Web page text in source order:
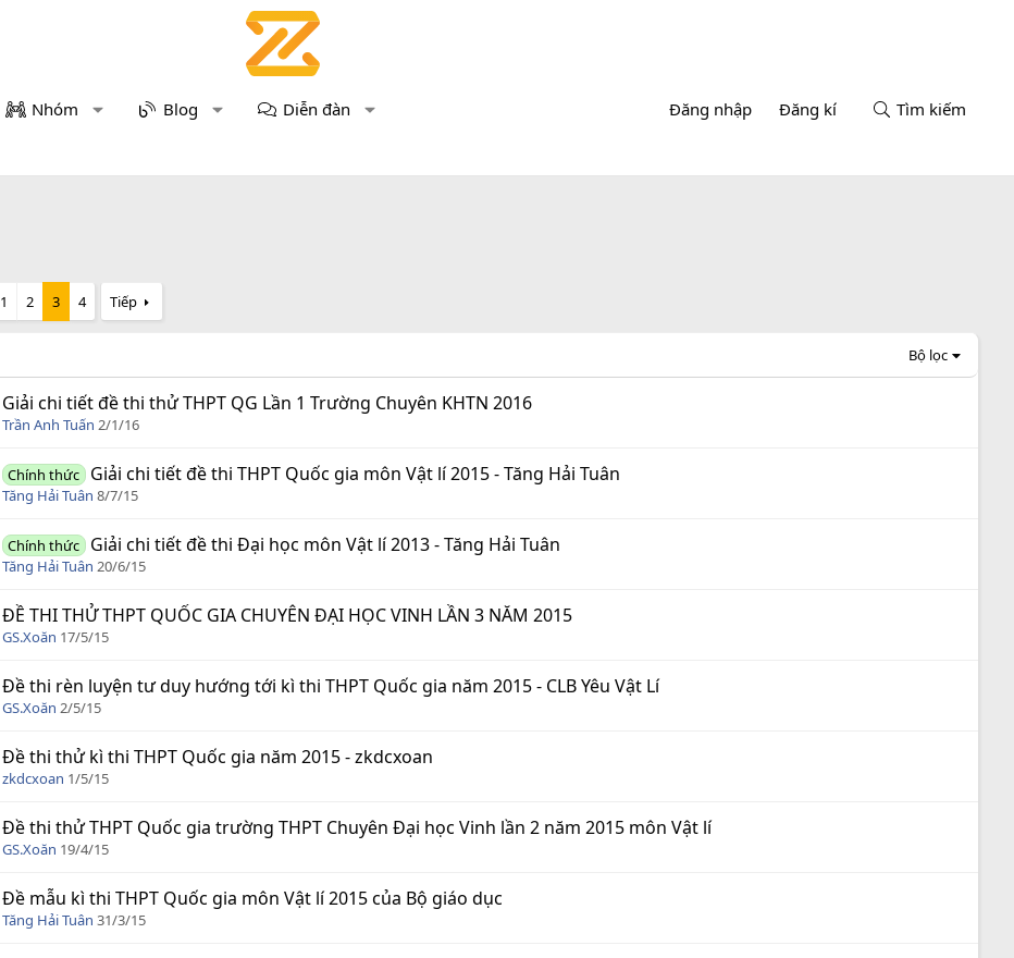
Nhóm Blog Diễn đàn Đăng nhập Đăng kí Tìm kiếm
1 2 3 4 Tiếp
Bộ lọc
Giải chi tiết đề thi thử THPT QG Lần 1 Trường Chuyên KHTN 2016
Trần Anh Tuấn 2/1/16
Chính thức Giải chi tiết đề thi THPT Quốc gia môn Vật lí 2015 - Tăng Hải Tuân
Tăng Hải Tuân 8/7/15
Chính thức Giải chi tiết đề thi Đại học môn Vật lí 2013 - Tăng Hải Tuân
Tăng Hải Tuân 20/6/15
ĐỀ THI THỬ THPT QUỐC GIA CHUYÊN ĐẠI HỌC VINH LẦN 3 NĂM 2015
GS.Xoăn 17/5/15
Đề thi rèn luyện tư duy hướng tới kì thi THPT Quốc gia năm 2015 - CLB Yêu Vật Lí
GS.Xoăn 2/5/15
Đề thi thử kì thi THPT Quốc gia năm 2015 - zkdcxoan
zkdcxoan 1/5/15
Đề thi thử THPT Quốc gia trường THPT Chuyên Đại học Vinh lần 2 năm 2015 môn Vật lí
GS.Xoăn 19/4/15
Đề mẫu kì thi THPT Quốc gia môn Vật lí 2015 của Bộ giáo dục
Tăng Hải Tuân 31/3/15